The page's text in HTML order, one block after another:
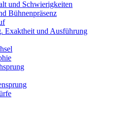
und Schwierigkeiten
Bühnenpräsenz
Exaktheit und Ausführung